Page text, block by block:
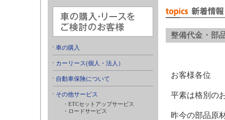
車の購入
カーリース(個人・法人）
自動車保険について
その他サービス
・ETCセットアップサービス
・ロードサービス
整備代金・部
お客様各位
平素は格別の
昨今の部品原